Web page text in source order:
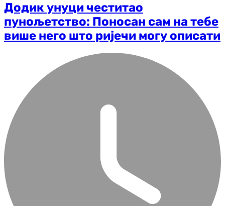
Додик унуци честитао
пунољетство: Поносан сам на тебе
више него што ријечи могу описати